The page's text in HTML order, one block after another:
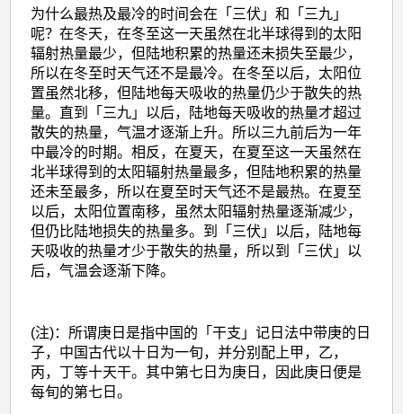
为什么最热及最冷的时间会在「三伏」和「三九」
呢？在冬天，在冬至这一天虽然在北半球得到的太阳
辐射热量最少，但陆地积累的热量还未损失至最少，
所以在冬至时天气还不是最冷。在冬至以后，太阳位
置虽然北移，但陆地每天吸收的热量仍少于散失的热
量。直到「三九」以后，陆地每天吸收的热量才超过
散失的热量，气温才逐渐上升。所以三九前后为一年
中最冷的时期。相反，在夏天，在夏至这一天虽然在
北半球得到的太阳辐射热量最多，但陆地积累的热量
还未至最多，所以在夏至时天气还不是最热。在夏至
以后，太阳位置南移，虽然太阳辐射热量逐渐减少，
但仍比陆地损失的热量多。到「三伏」以后，陆地每
天吸收的热量才少于散失的热量，所以到「三伏」以
后，气温会逐渐下降。
(注)：所谓庚日是指中国的「干支」记日法中带庚的日
子，中国古代以十日为一旬，并分别配上甲，乙，
丙，丁等十天干。其中第七日为庚日，因此庚日便是
每旬的第七日。